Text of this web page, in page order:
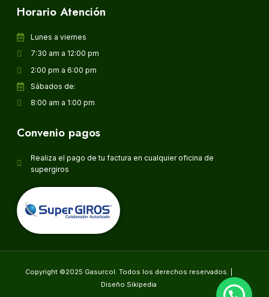
Horario Atención
Lunes a viernes
7:30 am a 12:00 pm
2:00 pm a 6:00 pm
Sábados de:
8:00 am a 1:00 pm
Convenio pagos
Realiza el pago de tu factura en cualquier oficina de
supergiros
Copyright ©2025 Gasurcol. Todos los derechos reservados. |
Diseño Sikipedia